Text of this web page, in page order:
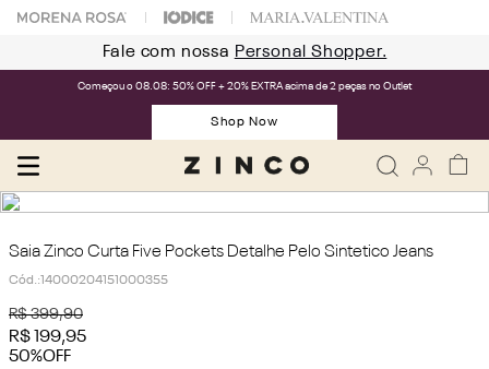
Fale com nossa Personal Shopper.
Começou o 08.08: 50% OFF + 20% EXTRA acima de 2 peças no Outlet
Shop Now
Saia Zinco Curta Five Pockets Detalhe Pelo Sintetico Jeans
Cód.:14000204151000355
R$ 399,90
R$ 199,95
50%OFF